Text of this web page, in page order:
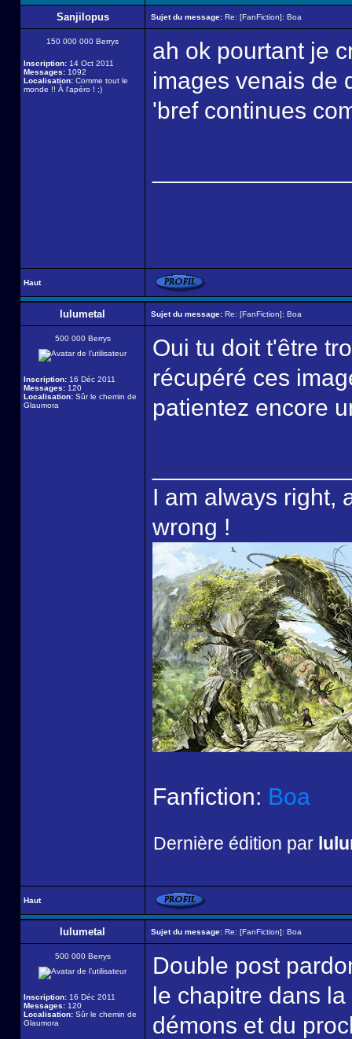
Sanjilopus Sujet du message: Re: [FanFiction]: Boa
150 000 000 Berrys
Inscription: 14 Oct 2011
Messages: 1092
Localisation: Comme tout le
monde !! À l'apéro ! ;)
ah ok pourtant je
images venais de
'bref continues
Haut
lulumetal Sujet du message: Re: [FanFiction]: Boa
500 000 Berrys
Inscription: 16 Déc 2011
Messages: 120
Localisation: Sûr le chemin de
Glaumora
Oui tu doit t'être
récupéré ces
patientez encore
I am always right,
wrong !
Fanfiction: Boa
Dernière édition par
Haut
lulumetal Sujet du message: Re: [FanFiction]: Boa
500 000 Berrys
Inscription: 16 Déc 2011
Messages: 120
Localisation: Sûr le chemin de
Glaumora
Double post
le chapitre dans
démons et du